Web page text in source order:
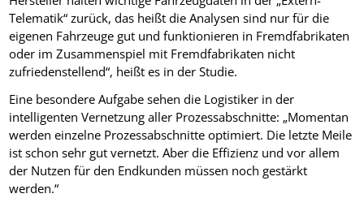
Telematik“ zurück, das heißt die Analysen sind nur für die
eigenen Fahrzeuge gut und funktionieren in Fremdfabrikaten
oder im Zusammenspiel mit Fremdfabrikaten nicht
zufriedenstellend“, heißt es in der Studie.
Eine besondere Aufgabe sehen die Logistiker in der
intelligenten Vernetzung aller Prozessabschnitte: „Momentan
werden einzelne Prozessabschnitte optimiert. Die letzte Meile
ist schon sehr gut vernetzt. Aber die Effizienz und vor allem
der Nutzen für den Endkunden müssen noch gestärkt
werden.“